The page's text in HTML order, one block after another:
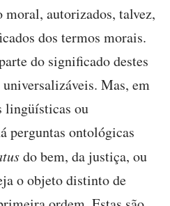
moral, autorizados, talvez,
dos termos morais.
do significado destes
Mas, em
lingüísticas ou
perguntas ontológicas
do bem, da justiça, ou
o objeto distinto de